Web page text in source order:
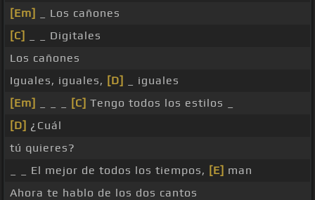
[Em]
_ Los cañones
[C]
_ _ Digitales
Los cañones
Iguales, iguales, [D]
_ iguales
[Em]
[C] Tengo todos los estilos _
[D] ¿Cuál
tú quieres?
_ _ El mejor de todos los tiempos, [E] man
Ahora te hablo de los dos cantos